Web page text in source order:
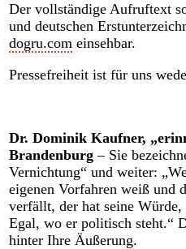
Der vollständige Aufruftext
und deutschen
dogru.com einsehbar.
Pressefreiheit ist für uns
Dr. Dominik Kaufner,
Brandenburg – Sie
Vernichtung“ und weiter:
eigenen Vorfahren weiß und
verfällt, der hat seine
Egal, wo er politisch steht.“
hinter Ihre Äußerung.